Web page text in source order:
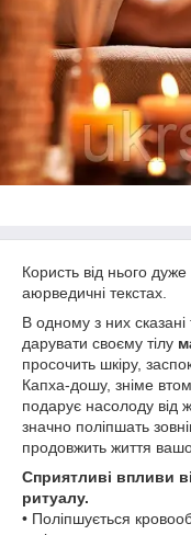
Користь від нього
аюрведичні текстах.
В одному з них
дарувати своєму тілу
просочить шкіру,
Капха-дошу, зніме
подарує насолоду від
значно поліпшать
продовжить життя
Сприятливі впливи
ритуалу.
• Поліпшується